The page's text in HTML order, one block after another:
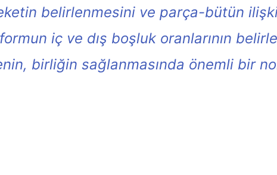
belirlenmesini ve parça-bütün
iç ve dış boşluk oranlarının
birliğin sağlanmasında önemli bir